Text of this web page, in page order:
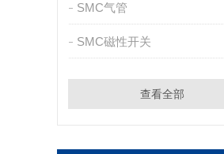
SMC气管
SMC磁性开关
查看全部